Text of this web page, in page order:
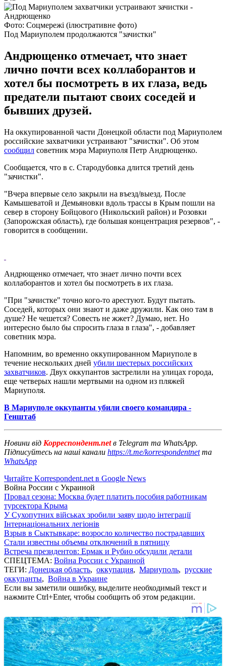
Фото: Соцмережі (ілюстративне фото)
Под Мариуполем продолжаются "зачистки"
Андрющенко отмечает, что знает
лично почти всех коллаборантов и
хотел бы посмотреть в их глаза, ведь
предатели пытают своих соседей и
бывших друзей.
На оккупированной части Донецкой области под Мариуполем
российские захватчики устраивают "зачистки". Об этом
сообщил советник мэра Мариуполя Петр Андрющенко.
Сообщается, что в с. Стародубовка длится третий день
"зачистки".
"Вчера впервые село закрыли на въезд/выезд. После
Камышеватой и Демьяновки вдоль трассы в Крым пошли на
север в сторону Бойцового (Никольский район) и Розовки
(Запорожская область), где большая концентрация резервов", -
говорится в сообщении.
Андрющенко отмечает, что знает лично почти всех
коллаборантов и хотел бы посмотреть в их глаза.
"При "зачистке" точно кого-то арестуют. Будут пытать.
Соседей, которых они знают и даже дружили. Как оно там в
душе? Не чешется? Совесть не жжет? Думаю, нет. Но
интересно было бы спросить глаза в глаза", - добавляет
советник мэра.
Напомним, во временно оккупированном Мариуполе в
течение нескольких дней убили шестерых российских
захватчиков. Двух оккупантов застрелили на улицах города,
еще четверых нашли мертвыми на одном из пляжей
Мариуполя.
В Мариуполе оккупанты убили своего командира -
Генштаб
Новини від Корреспондент.netв Telegram та WhatsApp.
Підписуйтесь на наші канали https://t.me/korrespondentnetта
WhatsApp
Читайте Korrespondent.net в Google News
Война России с Украиной
Провал сезона: Москва будет платить пособия работникам
турсектора Крыма
У Сухопутних військах зробили заяву щодо інтеграції
Інтернаціональних легіонів
Взрыв в Сыктывкаре: возросло количество пострадавших
Стали известны объемы отключений в пятницу
Встреча президентов: Ермак и Рубио обсудили детали
СПЕЦТЕМА: Война России с Украиной
ТЕГИ: Донецкая область, оккупация, Мариуполь, русские
оккупанты, Война в Украине
Если вы заметили ошибку, выделите необходимый текст и
нажмите Ctrl+Enter, чтобы сообщить об этом редакции.